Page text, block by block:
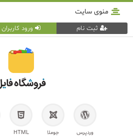
منوی سایت
ورود کاربران ثبت نام
وردپرس جوملا HTML